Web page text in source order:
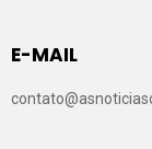
E-MAIL